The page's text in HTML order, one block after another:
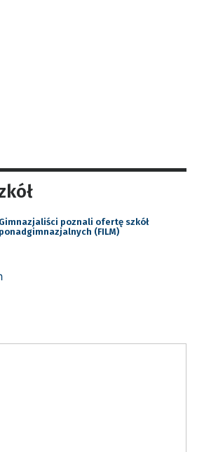
Gimnazjaliści poznali ofertę szkół
ponadgimnazjalnych (FILM)